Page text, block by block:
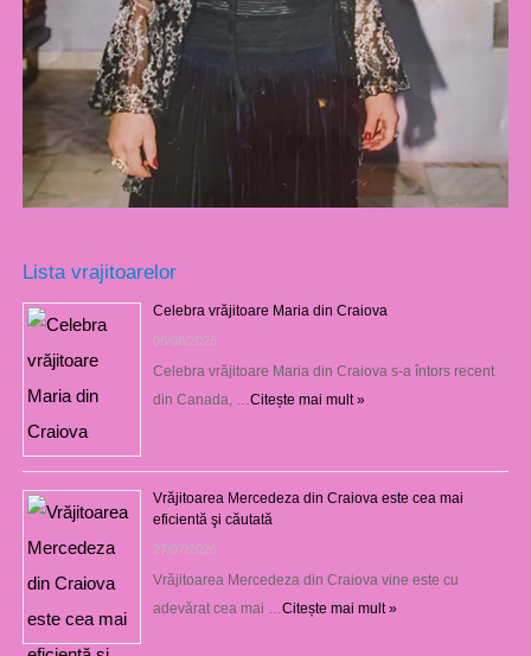
Lista vrajitoarelor
Celebra vrăjitoare Maria din Craiova
06/08/2026
Celebra vrăjitoare Maria din Craiova s-a întors recent
din Canada, … Citește mai mult »
Vrăjitoarea Mercedeza din Craiova este cea mai
eficientă şi căutată
27/07/2026
Vrăjitoarea Mercedeza din Craiova vine este cu
adevărat cea mai … Citește mai mult »